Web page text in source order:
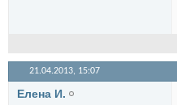
21.04.2013, 15:07
Елена И.